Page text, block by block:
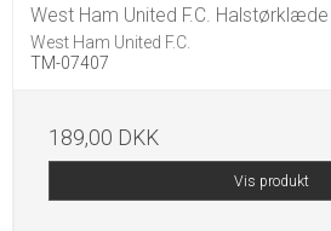
West Ham United F.C. Halstørklæde
West Ham United F.C.
TM-07407
189,00 DKK
Vis produkt